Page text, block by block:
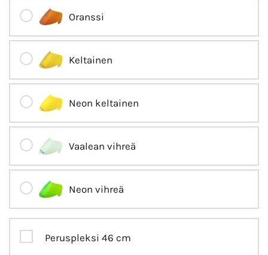
Oranssi
Keltainen
Neon keltainen
Vaalean vihreä
Neon vihreä
Peruspleksi 46 cm